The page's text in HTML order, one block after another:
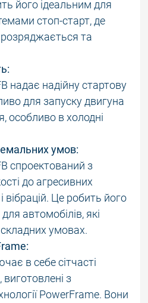
його ідеальним для
стоп-старт, де
та
надає надійну стартову
для запуску двигуна
особливо в холодні
умов:
спроектований з
до агресивних
вібрацій. Це робить його
автомобілів, які
умовах.
в себе сітчасті
з
PowerFrame. Вони